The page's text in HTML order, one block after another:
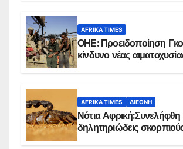
AFRIKA TIMES
ΟΗΕ: Προειδοποίηση
κίνδυνο νέας
AFRIKA TIMES ΔΙΕΘΝΉ
Νότια Αφρική:Συνελήφθη
δηλητηριώδεις